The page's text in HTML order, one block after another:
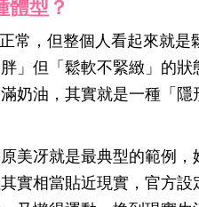
體型？
常，但整個人看起來就是
」但「鬆軟不緊緻」的狀
奶油，其實就是一種「隱
美冴就是最典型的範例，
實相當貼近現實，官方